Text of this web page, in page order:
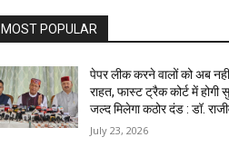
MOST POPULAR
पेपर लीक करने वालों को अब
राहत, फास्ट ट्रैक कोर्ट में होगी
जल्द मिलेगा कठोर दंड : डॉ.
July 23, 2026